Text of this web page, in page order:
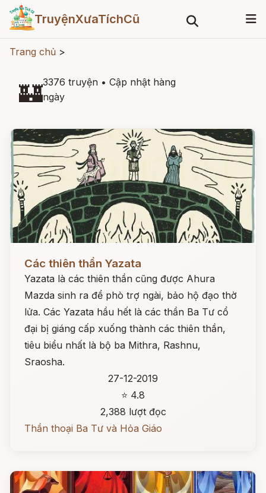
TruyệnXưaTíchCũ
Trang chủ >
🏰3376 truyện • Cập nhật hàng
ngày
Các thiên thần Yazata
Yazata là các thiên thần cũng được Ahura
Mazda sinh ra để phò trợ ngài, bảo hộ đạo thờ
lửa. Các Yazata hầu hết là các thần Ba Tư cổ
đại bị giáng cấp xuống thành các thiên thần,
tiêu biểu nhất là bộ ba Mithra, Rashnu,
Sraosha.
27-12-2019
⭐ 4.8
2,388 lượt đọc
Thần thoại Ba Tư và Hỏa Giáo